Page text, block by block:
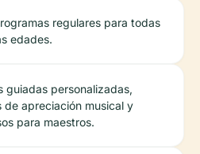
regulares para todas
edades.
guiadas personalizadas,
de apreciación musical y
para maestros.